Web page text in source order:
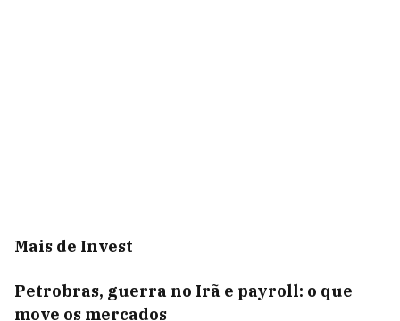
Mais de Invest
Petrobras, guerra no Irã e payroll: o que
move os mercados